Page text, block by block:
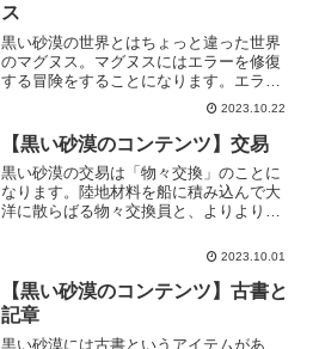
ス
黒い砂漠の世界とはちょっと違った世界
のマグヌス。マグヌスにはエラーを修復
する冒険をすることになります。エラー
を修復していく中で報酬を獲得したり、
便利な機能も解放されていくので、是非
ともチャレンジしてほしいコンテンツに
なっています。
2023.10.22
【黒い砂漠のコンテンツ】交易
黒い砂漠の交易は「物々交換」のことに
なります。陸地材料を船に積み込んで大
洋に散らばる物々交換員と、よりより交
す。一番高い段階の交易品と物々交換す
できるかもしれません。
2023.10.01
【黒い砂漠のコンテンツ】古書と
記章
黒い砂漠には古書というアイテムがあ